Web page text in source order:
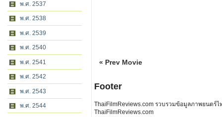
พ.ศ. 2537
พ.ศ. 2538
พ.ศ. 2539
พ.ศ. 2540
พ.ศ. 2541
พ.ศ. 2542
พ.ศ. 2543
พ.ศ. 2544
« Prev Movie
Footer
ThaiFilmReviews.com รวบรวมข้อมูลภาพยนตร์
ThaiFilmReviews.com